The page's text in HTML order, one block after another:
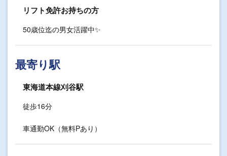
リフト免許お持ちの方
50歳位迄の男女活躍中✨
最寄り駅
東海道本線刈谷駅
徒歩16分
車通勤OK（無料Pあり）